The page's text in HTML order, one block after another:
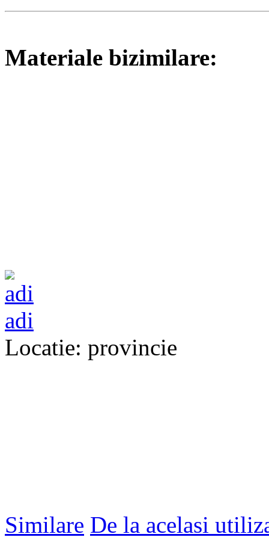
Materiale bizimilare:
adi
Locatie: provincie
Similare De la acelasi